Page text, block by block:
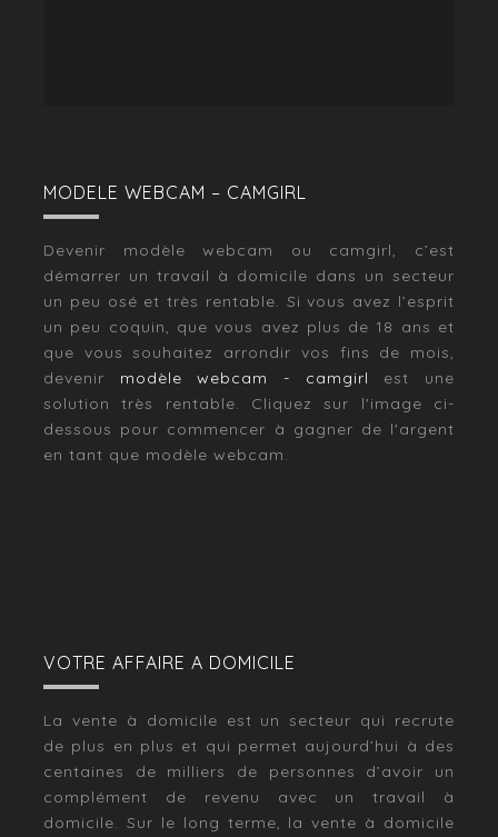
MODELE WEBCAM – CAMGIRL
Devenir modèle webcam ou camgirl, c’est
démarrer un travail à domicile dans un secteur
un peu osé et très rentable. Si vous avez l’esprit
un peu coquin, que vous avez plus de 18 ans et
que vous souhaitez arrondir vos fins de mois,
devenir modèle webcam - camgirl est une
solution très rentable. Cliquez sur l'image ci-
dessous pour commencer à gagner de l'argent
en tant que modèle webcam.
VOTRE AFFAIRE A DOMICILE
La vente à domicile est un secteur qui recrute
de plus en plus et qui permet aujourd’hui à des
centaines de milliers de personnes d’avoir un
complément de revenu avec un travail à
domicile. Sur le long terme, la vente à domicile